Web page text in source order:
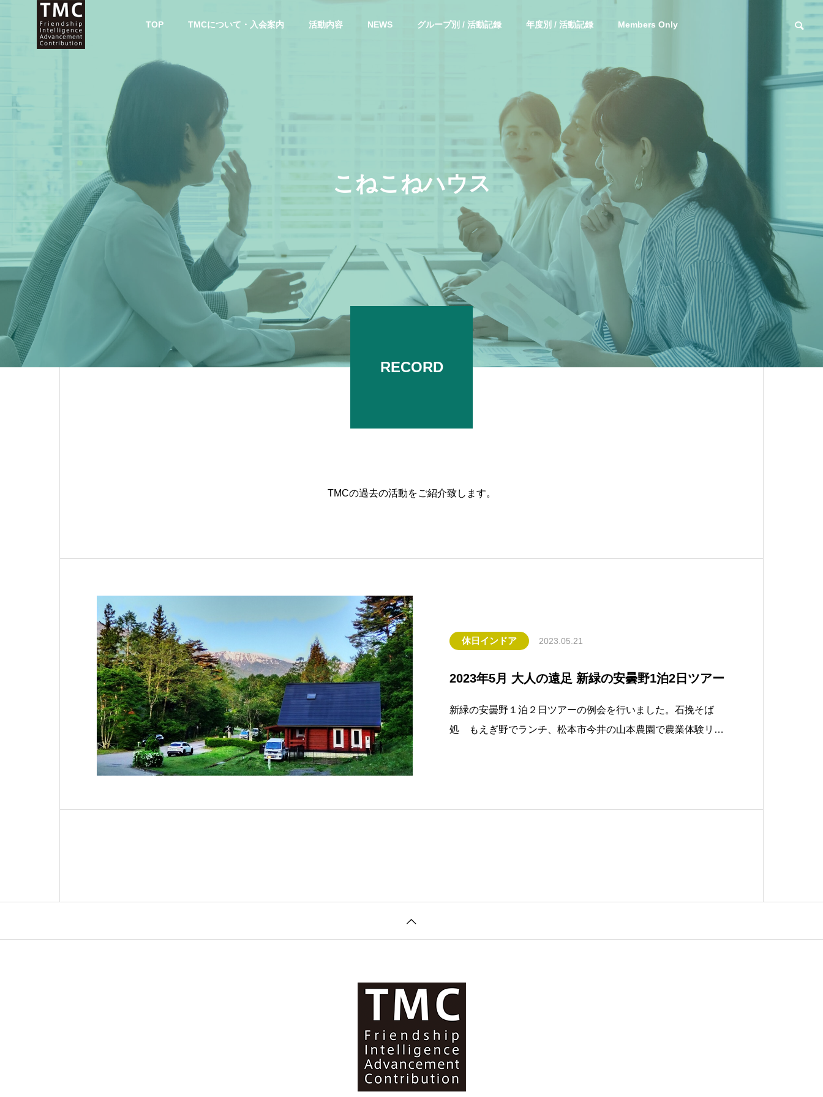
TOP TMCについて・入会案内 活動内容 NEWS グループ別 / 活動記録 年度別 / 活動記録 Members Only
こねこねハウス
RECORD
TMCの過去の活動をご紹介致します。
休日インドア 2023.05.21
2023年5月 大人の遠足 新緑の安曇野1泊2日ツアー
新緑の安曇野１泊２日ツアーの例会を行いました。石挽そば
処 もえぎ野でランチ、松本市今井の山本農園で農業体験リン
本館の朝食バイキング、